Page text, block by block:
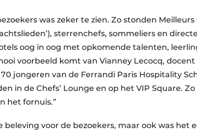
was zeker te zien. Zo stonden Meilleurs
sterrenchefs, sommeliers en
oog in oog met opkomende talenten,
voorbeeld komt van Vianney Lecocq,
70 jongeren van de Ferrandi Paris Hospitality
in de Chefs’ Lounge en op het VIP Square.
het fornuis.”
beleving voor de bezoekers, maar ook was het